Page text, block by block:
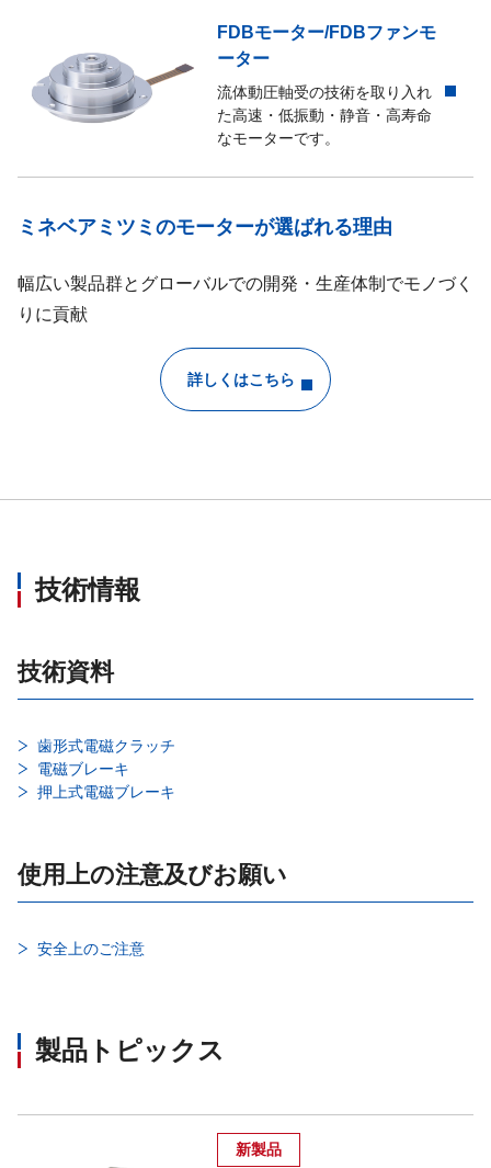
GR05-10
標準形電源装置(有接点式過励磁
FDBモーター/FDBファンモ
ーター
流体動圧軸受の技術を取り入れ
た高速・低振動・静音・高寿命
なモーターです。
ミネベアミツミのモーターが選ばれる理由
幅広い製品群とグローバルでの開発・生産体制でモノづく
りに貢献
詳しくはこちら
技術情報
技術資料
歯形式電磁クラッチ
電磁ブレーキ
押上式電磁ブレーキ
使用上の注意及びお願い
安全上のご注意
製品トピックス
新製品